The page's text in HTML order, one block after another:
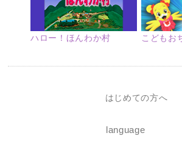
ハロー！ほんわか村
はじめての方へ
language